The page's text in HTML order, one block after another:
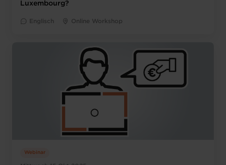
Luxembourg?
Englisch Online Workshop
Webinar